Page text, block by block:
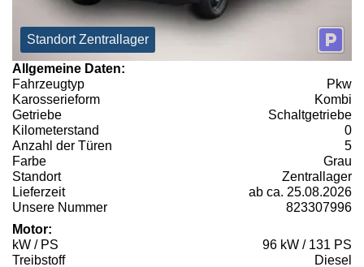
Standort Zentrallager
Allgemeine Daten:
Fahrzeugtyp
Pkw
Karosserieform
Kombi
Getriebe
Schaltgetriebe
Kilometerstand
0
Anzahl der Türen
5
Farbe
Grau
Standort
Zentrallager
Lieferzeit
ab ca. 25.08.2026
Unsere Nummer
823307996
Motor:
kW / PS
96 kW / 131 PS
Treibstoff
Diesel